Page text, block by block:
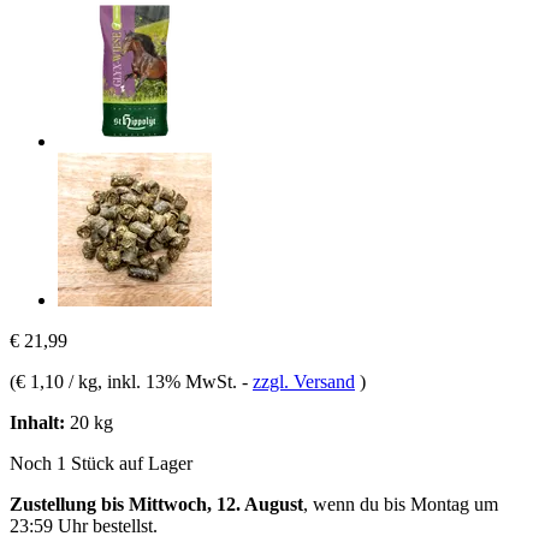
€ 21,99
(€ 1,10 / kg, inkl. 13% MwSt. - zzgl. Versand )
Inhalt: 20 kg
Noch 1 Stück auf Lager
Zustellung bis Mittwoch, 12. August, wenn du bis Montag um
23:59 Uhrbestellst.